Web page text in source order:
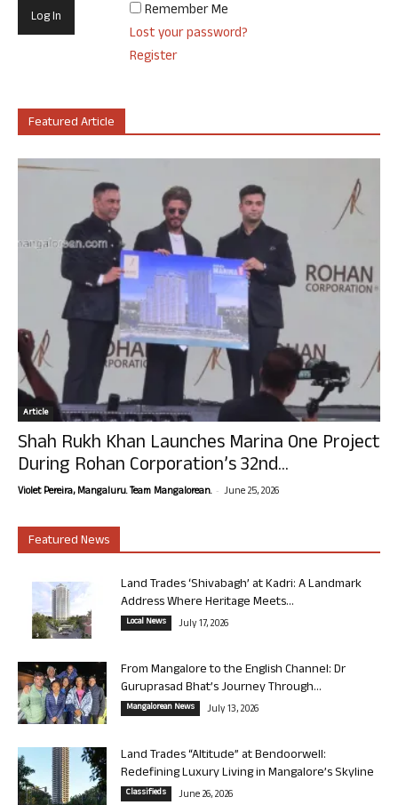
Remember Me
Lost your password?
Register
Featured Article
Article
Shah Rukh Khan Launches Marina One Project
During Rohan Corporation’s 32nd...
Violet Pereira, Mangaluru. Team Mangalorean. - June 25, 2026
Featured News
Land Trades ‘Shivabagh’ at Kadri: A Landmark
Address Where Heritage Meets...
Local News July 17, 2026
From Mangalore to the English Channel: Dr
Guruprasad Bhat’s Journey Through...
Mangalorean News July 13, 2026
Land Trades “Altitude” at Bendoorwell:
Redefining Luxury Living in Mangalore’s Skyline
Classifieds June 26, 2026